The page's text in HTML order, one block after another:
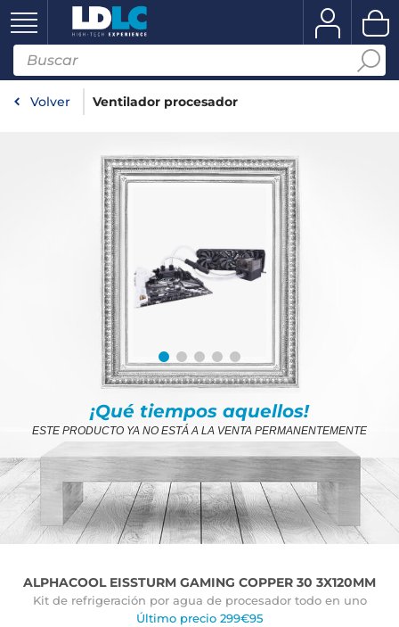
Volver Ventilador procesador
¡Qué tiempos aquellos!
ESTE PRODUCTO YA NO ESTÁ A LA VENTA PERMANENTEMENTE
ALPHACOOL EISSTURM GAMING COPPER 30 3X120MM
Kit de refrigeración por agua de procesador todo en uno
Último precio 299€95